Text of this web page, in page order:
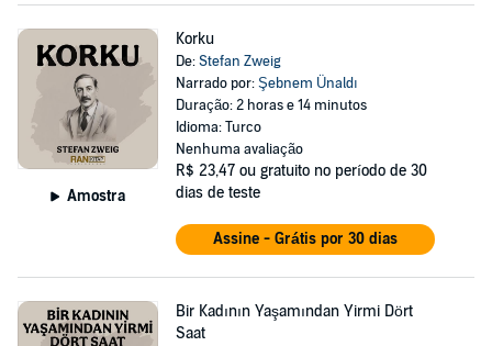
Amostra
Korku
De:Stefan Zweig
Narrado por:Şebnem Ünaldı
Duração: 2 horas e 14 minutos
Idioma: Turco
Nenhuma avaliação
R$ 23,47 ou gratuito no período de 30
dias de teste
Assine - Grátis por 30 dias
Bir Kadının Yaşamından Yirmi Dört
Saat